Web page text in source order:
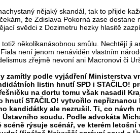
nějaký skandál, tak to přijde
že Zdislava Pokorná zase dostane
svědci z Dozimetru hezky hlasitě
totiž několikanásobnou smůlu. Nechtějí ji
není jenom nenáviděn vlastním
zřejmě nevoní ani Macronovi či
zamítly podle vyjádření Ministerstva
listin hnutí SPD i STAČILO!
na dortu tomu však nasadil
hnutí STAČILO! vytvořilo
kandidátky ale nezrušil. Ti, co návrh
soudu. Podle advokáta
scéně rýsuje scénář, ve kterém